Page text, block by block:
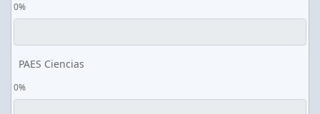
0%
PAES Ciencias
0%